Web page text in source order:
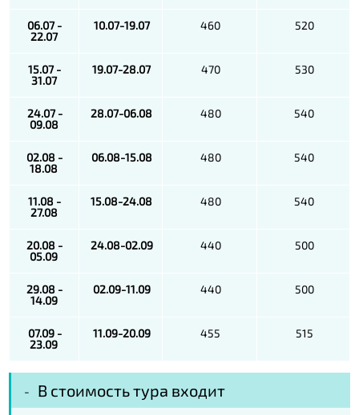
06.07 -
22.07
10.07-19.07 460 520
15.07 -
31.07
19.07-28.07 470 530
24.07 -
09.08
28.07-06.08 480 540
02.08 -
18.08
06.08-15.08 480 540
11.08 -
27.08
15.08-24.08 480 540
20.08 -
05.09
24.08-02.09 440 500
29.08 -
14.09
02.09-11.09 440 500
07.09 -
23.09
11.09-20.09 455 515
В стоимость тура входит